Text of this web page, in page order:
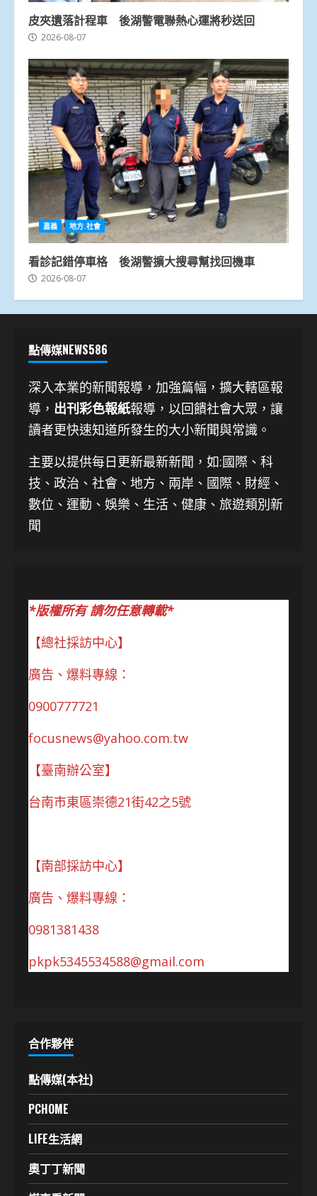
皮夾遺落計程車 後湖警電聯熱心運將秒送回
2026-08-07
嘉義 地方.社會
看診記錯停車格 後湖警擴大搜尋幫找回機車
2026-08-07
點傳媒NEWS586
深入本業的新聞報導，加強篇幅，擴大轄區報
導， 出刊彩色報紙報導，以回饋社會大眾，讓
讀者更快速知道所發生的大小新聞與常識。
主要以提供每日更新最新新聞 ，如:國際、科
技、 政治、社會、地方、兩岸、國際、財經、
數位、運動、娛樂、生活、健康、旅遊類別新
聞
*版權所有 請勿任意轉載*
【總社採訪中心】
廣告、爆料專線：
0900777721
focusnews@yahoo.com.tw
【臺南辦公室】
台南市東區崇德21街42之5號
【南部採訪中心】
廣告、爆料專線：
0981381438
pkpk5345534588@gmail.com
合作夥伴
點傳媒(本社)
PCHOME
LIFE生活網
奧丁丁新聞